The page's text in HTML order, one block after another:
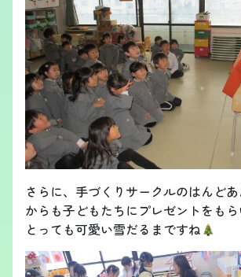
さらに、手づくりサークルのはんど
からも子どもたちにプレゼントをも
とっても可愛い雪だるまですね